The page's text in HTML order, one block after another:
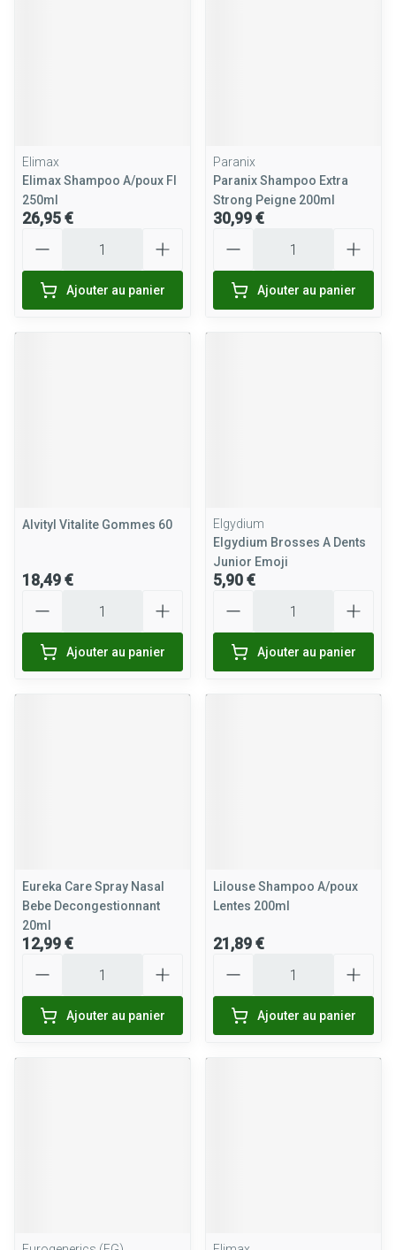
Elimax
Elimax Shampoo A/poux Fl
250ml
26,95 €
Ajouter au panier
Paranix
Paranix Shampoo Extra
Strong Peigne 200ml
30,99 €
Ajouter au panier
Alvityl Vitalite Gommes 60
18,49 €
Ajouter au panier
Elgydium
Elgydium Brosses A Dents
Junior Emoji
5,90 €
Ajouter au panier
Eureka Care Spray Nasal
Bebe Decongestionnant
20ml
12,99 €
Ajouter au panier
Lilouse Shampoo A/poux
Lentes 200ml
21,89 €
Ajouter au panier